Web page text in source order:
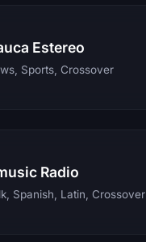
Estereo
Sports, Crossover
Radio
Spanish, Latin, Crossover